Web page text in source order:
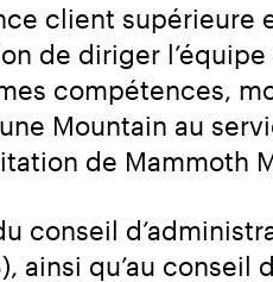
client supérieure
de diriger
compétences,
Mountain au
de Mammoth
conseil
ainsi qu’au